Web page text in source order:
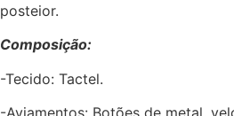
posteior.
Composição:
-Tecido: Tactel.